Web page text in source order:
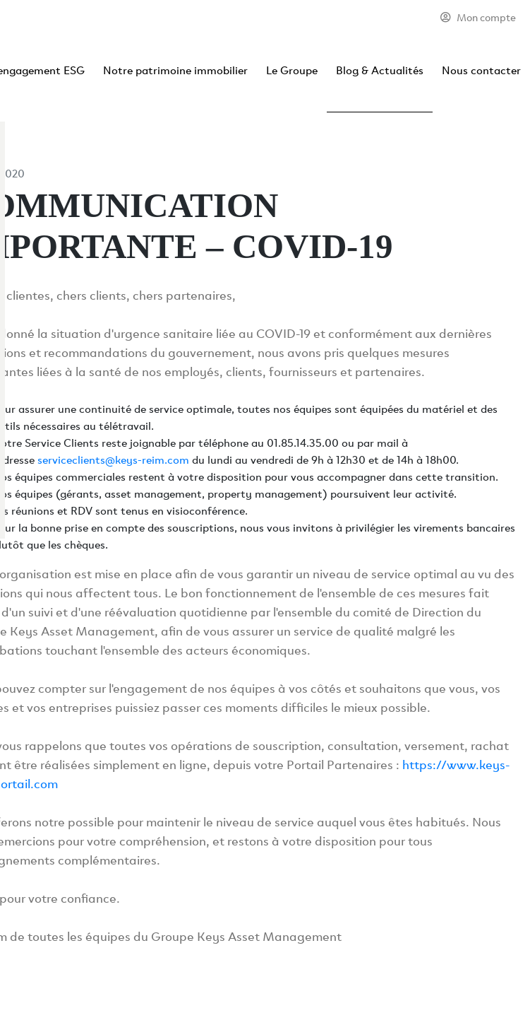
ESG Notre patrimoine immobilier Le Groupe Blog & Actualités Nous contacter
Mon compte
– COVID-19
clientes, chers clients, chers partenaires,
la situation d'urgence sanitaire liée au COVID-19 et conformément aux dernières
et recommandations du gouvernement, nous avons pris quelques mesures
liées à la santé de nos employés, clients, fournisseurs et partenaires.
Pour assurer une continuité de service optimale, toutes nos équipes sont équipées du matériel et des
outils nécessaires au télétravail.
Notre Service Clients reste joignable par téléphone au 01.85.14.35.00 ou par mail à
l'adresseserviceclients@keys-reim.com du lundi au vendredi de 9h à 12h30 et de 14h à 18h00.
Nos équipes commerciales restent à votre disposition pour vous accompagner dans cette transition.
Nos équipes (gérants, asset management, property management) poursuivent leur activité.
Les réunions et RDV sont tenus en visioconférence.
Pour la bonne prise en compte des souscriptions, nous vous invitons à privilégier les virements bancaires
que les chèques.
est mise en place afin de vous garantir un niveau de service optimal au vu des
qui nous affectent tous. Le bon fonctionnement de l'ensemble de ces mesures fait
suivi et d'une réévaluation quotidienne par l'ensemble du comité de Direction du
Keys Asset Management, afin de vous assurer un service de qualité malgré les
touchant l'ensemble des acteurs économiques.
compter sur l'engagement de nos équipes à vos côtés et souhaitons que vous, vos
et vos entreprises puissiez passer ces moments difficiles le mieux possible.
rappelons que toutes vos opérations de souscription, consultation, versement, rachat
être réalisées simplement en ligne, depuis votre Portail Partenaires : https://www.keys-
notre possible pour maintenir le niveau de service auquel vous êtes habitués. Nous
pour votre compréhension, et restons à votre disposition pour tous
complémentaires.
votre confiance.
de toutes les équipes du Groupe Keys Asset Management